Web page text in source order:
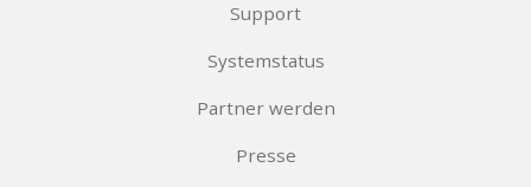
Support
Systemstatus
Partner werden
Presse